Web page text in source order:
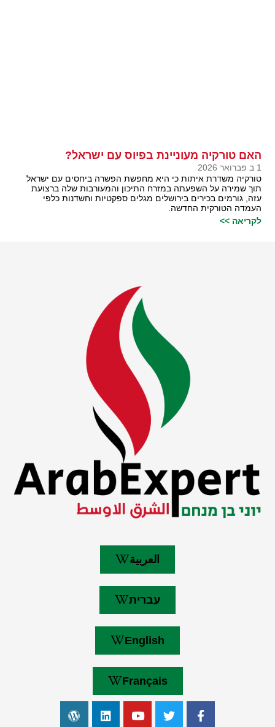
האם טורקיה מעוניינת בפיוס עם ישראל?
1 ב פברואר 2026
טורקיה משדרת איתות כי היא מחפשת הפשרה ביחסים עם ישראל
תוך שמירה על השפעתה במזרח התיכון והמעורבות שלה ברצועת
עזה, גורמים בכירים בירושלים מגלים ספקטיות וחשדנות כלפי
העמדה הטורקית החדשה.
לקריאה >>
العربية
עברית
English
Français